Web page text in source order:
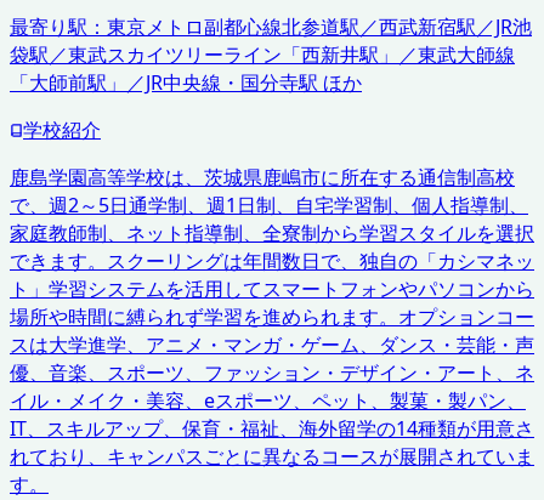
最寄り駅： 東京メトロ副都心線北参道駅／西武新宿駅／JR池
袋駅／東武スカイツリーライン「西新井駅」／東武大師線
「大師前駅」／JR中央線・国分寺駅 ほか
学校紹介
鹿島学園高等学校は、茨城県鹿嶋市に所在する通信制高校
で、週2～5日通学制、週1日制、自宅学習制、個人指導制、
家庭教師制、ネット指導制、全寮制から学習スタイルを選択
できます。スクーリングは年間数日で、独自の「カシマネッ
ト」学習システムを活用してスマートフォンやパソコンから
場所や時間に縛られず学習を進められます。オプションコー
スは大学進学、アニメ・マンガ・ゲーム、ダンス・芸能・声
優、音楽、スポーツ、ファッション・デザイン・アート、ネ
イル・メイク・美容、eスポーツ、ペット、製菓・製パン、
IT、スキルアップ、保育・福祉、海外留学の14種類が用意さ
れており、キャンパスごとに異なるコースが展開されていま
す。